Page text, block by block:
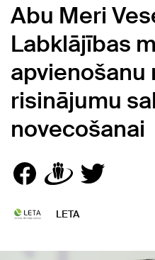
Abu Meri
Labklājības
apvienošanu
risinājumu
novecošanai
LETA